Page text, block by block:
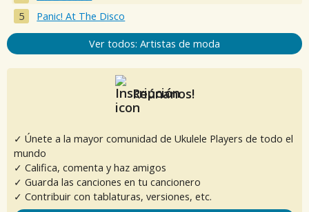
Panic! At The Disco
Ver todos: Artistas de moda
Reúnanos!
✓ Únete a la mayor comunidad de Ukulele Players de todo el
mundo
✓ Califica, comenta y haz amigos
✓ Guarda las canciones en tu cancionero
✓ Contribuir con tablaturas, versiones, etc.